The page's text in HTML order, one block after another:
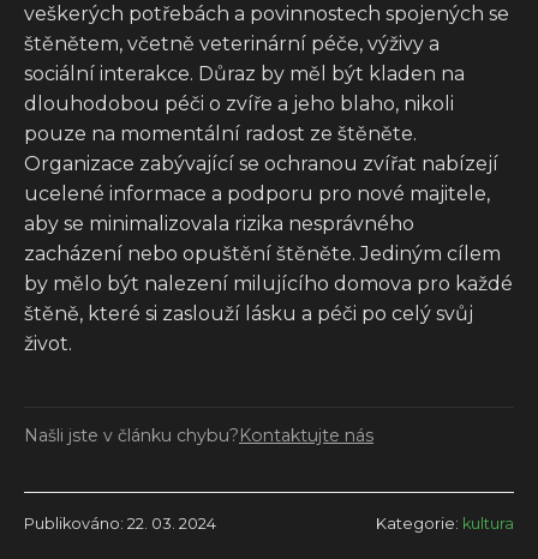
veškerých potřebách a povinnostech spojených se
štěnětem, včetně veterinární péče, výživy a
sociální interakce. Důraz by měl být kladen na
dlouhodobou péči o zvíře a jeho blaho, nikoli
pouze na momentální radost ze štěněte.
Organizace zabývající se ochranou zvířat nabízejí
ucelené informace a podporu pro nové majitele,
aby se minimalizovala rizika nesprávného
zacházení nebo opuštění štěněte. Jediným cílem
by mělo být nalezení milujícího domova pro každé
štěně, které si zaslouží lásku a péči po celý svůj
život.
Našli jste v článku chybu?Kontaktujte nás
Publikováno: 22. 03. 2024 Kategorie: kultura